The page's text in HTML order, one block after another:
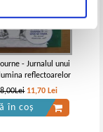
- Jurnalul unui
reflectoarelor
11,70 Lei
în coș